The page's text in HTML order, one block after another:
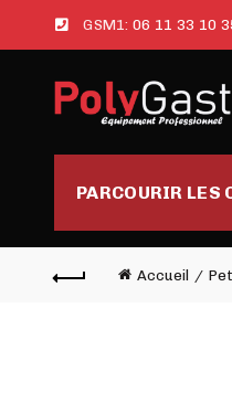
GSM1:06 11 33 10
PARCOURIR LES
Accueil